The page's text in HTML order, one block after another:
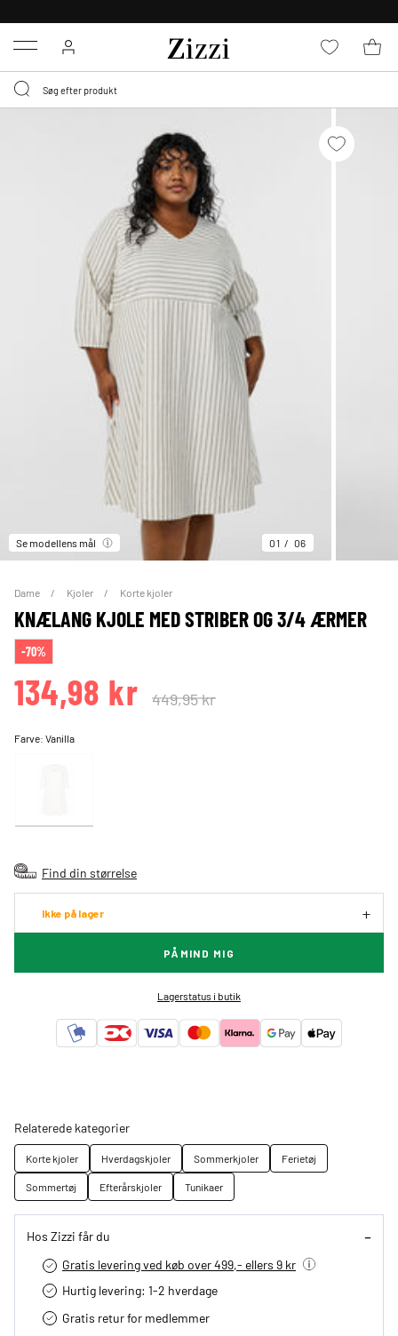
Menu
Se modellens mål 01 06
Dame Kjoler Korte kjoler
KNÆLANG KJOLE MED STRIBER OG 3/4 ÆRMER
-70%
134,98 kr 449,95 kr
Farve:Vanilla
Find din størrelse
Ikke på lager
PÅMIND MIG
Lagerstatus i butik
Relaterede kategorier
Korte kjoler Hverdagskjoler Sommerkjoler
Ferietøj
Sommertøj
Efterårskjoler Tunikaer
Hos Zizzi får du
Gratis levering ved køb over 499,- ellers 9 kr
Hurtig levering­: 1-2 hverdage
Gratis retur for medlemmer